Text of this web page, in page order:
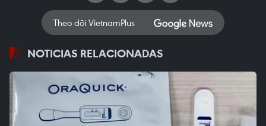
Theo dõi VietnamPlus
NOTICIAS RELACIONADAS